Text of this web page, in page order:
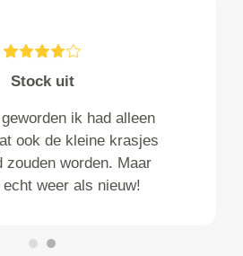
Stock uit
ik had alleen
ook de kleine krasjes
zouden worden. Maar
weer als nieuw!